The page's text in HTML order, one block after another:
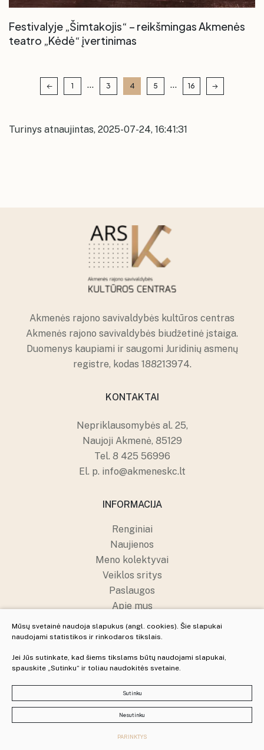
Festivalyje „Šimtakojis“ – reikšmingas Akmenės
teatro „Kėdė“ įvertinimas
1 ... 3 4 5 ... 16
Turinys atnaujintas, 2025-07-24, 16:41:31
Akmenės rajono savivaldybės kultūros centras
Akmenės rajono savivaldybės biudžetinė įstaiga.
Duomenys kaupiami ir saugomi Juridinių asmenų
registre, kodas 188213974.
KONTAKTAI
Nepriklausomybės al. 25,
Naujoji Akmenė, 85129
Tel. 8 425 56996
El. p. info@akmeneskc.lt
INFORMACIJA
Renginiai
Naujienos
Meno kolektyvai
Veiklos sritys
Paslaugos
Apie mus
Struktūra ir kontaktai
Pranešėjų apsauga
Slapukų parinktys
Duomenų apsauga
Sukurta:
TEXUS
Mūsų svetainė naudoja slapukus (angl. cookies). Šie slapukai
naudojami statistikos ir rinkodaros tikslais.
Jei Jūs sutinkate, kad šiems tikslams būtų naudojami slapukai,
spauskite „Sutinku“ ir toliau naudokitės svetaine.
Sutinku
Nesutinku
PARINKTYS